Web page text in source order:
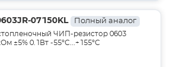
07150KL Полный аналог
ЧИП-резистор 0603
±5% 0.1Вт -55°С...+155°С